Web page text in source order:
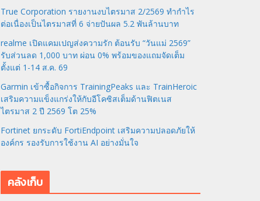
True Corporation รายงานงบไตรมาส 2/2569 ทำกำไร
ต่อเนื่องเป็นไตรมาสที่ 6 จ่ายปันผล 5.2 พันล้านบาท
realme เปิดแคมเปญส่งความรัก ต้อนรับ “วันแม่ 2569”
รับส่วนลด 1,000 บาท ผ่อน 0% พร้อมของแถมจัดเต็ม
ตั้งแต่ 1-14 ส.ค. 69
Garmin เข้าซื้อกิจการ TrainingPeaks และ TrainHeroic
เสริมความแข็งแกร่งให้กับอีโคซิสเต็มด้านฟิตเนส
ไตรมาส 2 ปี 2569 โต 25%
Fortinet ยกระดับ FortiEndpoint เสริมความปลอดภัยให้
องค์กร รองรับการใช้งาน AI อย่างมั่นใจ
คลังเก็บ